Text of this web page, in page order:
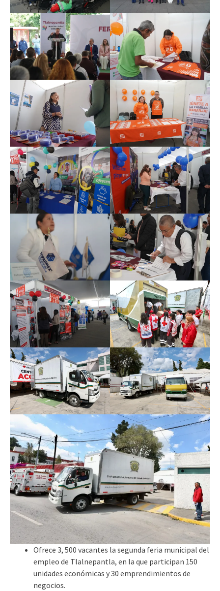
Ofrece 3, 500 vacantes la segunda feria municipal del
empleo de Tlalnepantla, en la que participan 150
unidades económicas y 30 emprendimientos de
negocios.